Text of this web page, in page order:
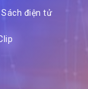
Sách điện tử